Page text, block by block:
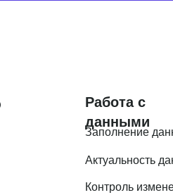
Работа с
данными
Заполнение
Актуальность
Контроль